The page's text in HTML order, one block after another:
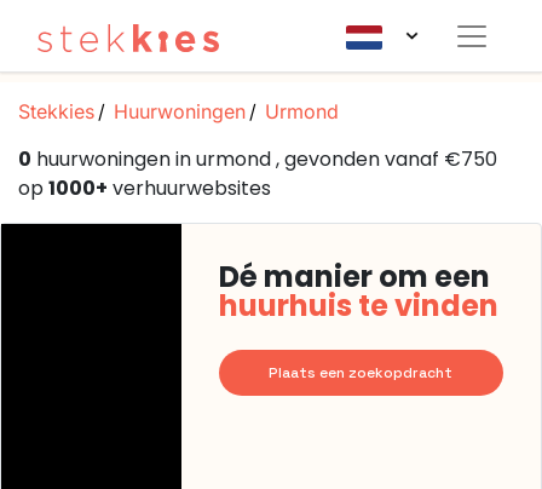
Stekkies Huurwoningen Urmond
0 huurwoningen in urmond , gevonden vanaf €750
op1000+ verhuurwebsites
Dé manier om een
huurhuis te vinden
Plaats een zoekopdracht